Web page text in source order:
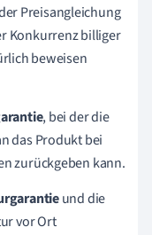
Preisangleichung
Konkurrenz billiger
beweisen
, bei der die
das Produkt bei
zurückgeben kann.
und die
vor Ort